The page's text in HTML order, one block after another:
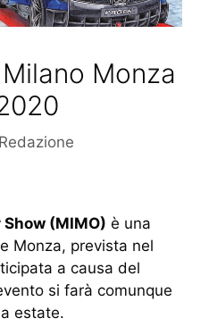
Monza
Redazione
(MIMO) è una
Monza, prevista nel
a causa del
si farà comunque
estate.